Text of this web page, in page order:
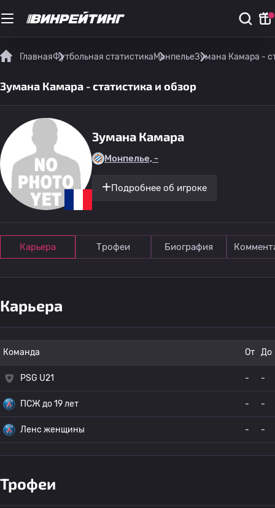
ГлавнаяФутбольная статистикаМонпельеЗумана Камара -
Зумана Камара - статистика и обзор
Зумана Камара
Монпелье, -
Подробнее об игроке
Карьера Трофеи Биография
Карьера
Команда От До
PSG U21 - -
ПСЖ до 19 лет - -
Ленс женщины - -
Трофеи